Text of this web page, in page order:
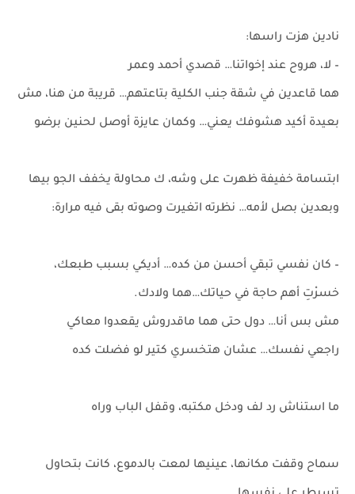
نادين هزت راسها:
– لا، هروح عند إخواتنا… قصدي أحمد وعمر
هما قاعدين في شقة جنب الكلية بتاعتهم… قريبة من هنا، مش
بعيدة أكيد هشوفك يعني… وكمان عايزة أوصل لحنين برضو
ابتسامة خفيفة ظهرت على وشه، ك محاولة يخفف الجو بيها
وبعدين بصل لأمه… نظرته اتغيرت وصوته بقى فيه مرارة:
– كان نفسي تبقي أحسن من كده… أديكي بسبب طبعك،
خسرْتِ أهم حاجة في حياتك…هما ولادك.
مش بس أنا… دول حتى هما ماقدروش يقعدوا معاكي
راجعي نفسك… عشان هتخسري كتير لو فضلت كده
ما استناش رد لف ودخل مكتبه، وقفل الباب وراه
سماح وقفت مكانها، عينيها لمعت بالدموع، كانت بتحاول